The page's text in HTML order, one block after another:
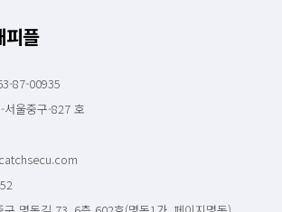
피플
87-00935
울중구-827 호